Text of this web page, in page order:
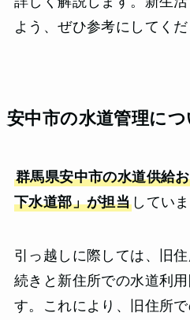
よう、ぜひ参考にしてくだ
安中市の水道管理につ
群馬県安中市の水道供給
下水道部」が担当 していま
引っ越しに際しては、旧
続きと新住所での水道利
す。これにより、旧住所